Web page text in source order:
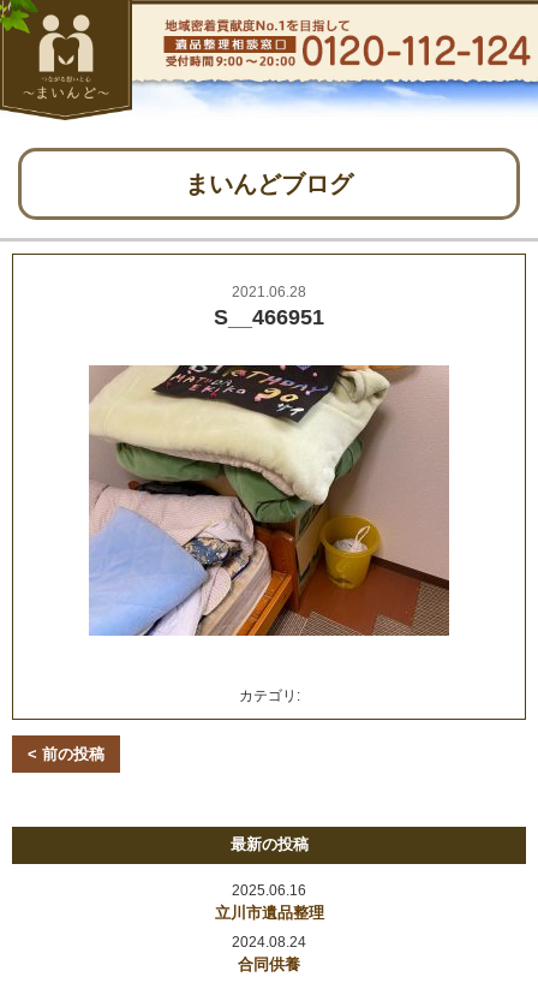
まいんどブログ
2021.06.28
S__466951
カテゴリ:
< 前の投稿
最新の投稿
2025.06.16
立川市遺品整理
2024.08.24
合同供養